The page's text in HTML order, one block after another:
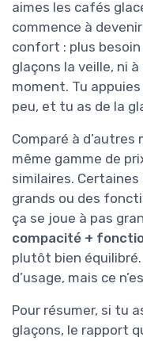
aimes les cafés
commence à
confort : plus
glaçons la veille, ni
moment. Tu
peu, et tu as de la
Comparé à
même gamme de
similaires.
grands ou des
ça se joue à pas
compacité +
plutôt bien
d’usage, mais ce
Pour résumer, si tu
glaçons, le rapport